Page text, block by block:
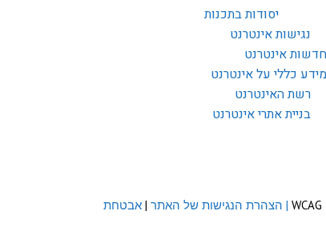
יסודות בתכנות
נגישות אינטרנט
חדשות אינטרנט
מידע כללי על אינטרנט
רשת האינטרנט
בניית אתרי אינטרנט
| הצהרת הנגישות של האתר | אבטחת